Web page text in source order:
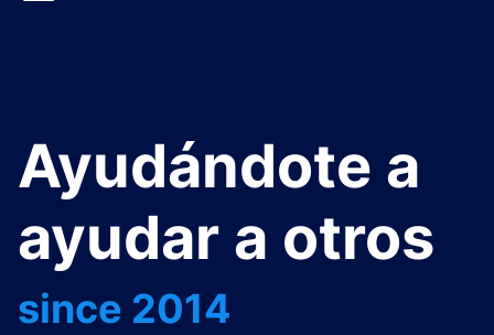
Ayudándote a
ayudar a otros
since 2014